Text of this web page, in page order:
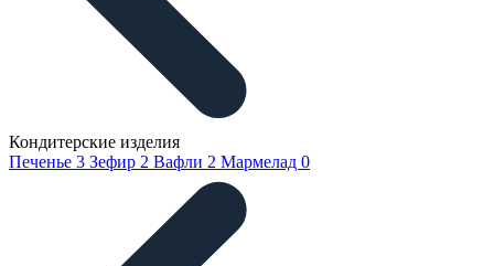
Кондитерские изделия
Печенье 3 Зефир 2 Вафли 2 Мармелад 0